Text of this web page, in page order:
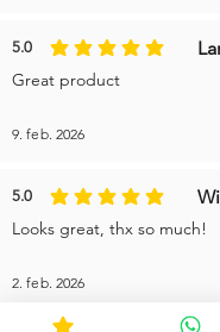
5.0
gjennomsnittlig vurdering er 5
Great product
9. feb. 2026
5.0
gjennomsnittlig vurdering er 5
Looks great, thx so much!
2. feb. 2026